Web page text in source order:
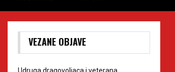
VEZANE OBJAVE